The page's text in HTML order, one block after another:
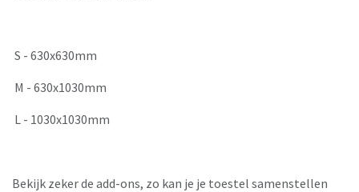
S - 630x630mm
M - 630x1030mm
L - 1030x1030mm
Bekijk zeker de add-ons, zo kan je je toestel samenstellen